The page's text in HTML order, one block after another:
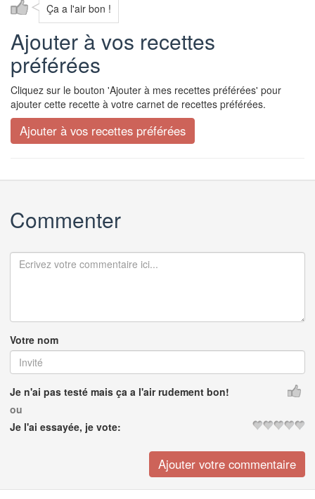
Ça a l'air bon !
Ajouter à vos recettes
préférées
Cliquez sur le bouton 'Ajouter à mes recettes préférées' pour
ajouter cette recette à votre carnet de recettes préférées.
Commenter
Votre nom
Je n'ai pas testé mais ça a l'air rudement bon!
ou
Je l'ai essayée, je vote: